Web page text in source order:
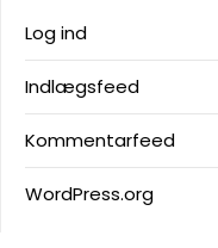
Log ind
Indlægsfeed
Kommentarfeed
WordPress.org